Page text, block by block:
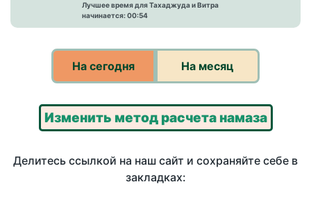
Лучшее время для Тахаджуда и Витра
начинается: 00:54
На сегодня На месяц
Изменить метод расчета намаза
Делитесь ссылкой на наш сайт и сохраняйте себе в
закладках: